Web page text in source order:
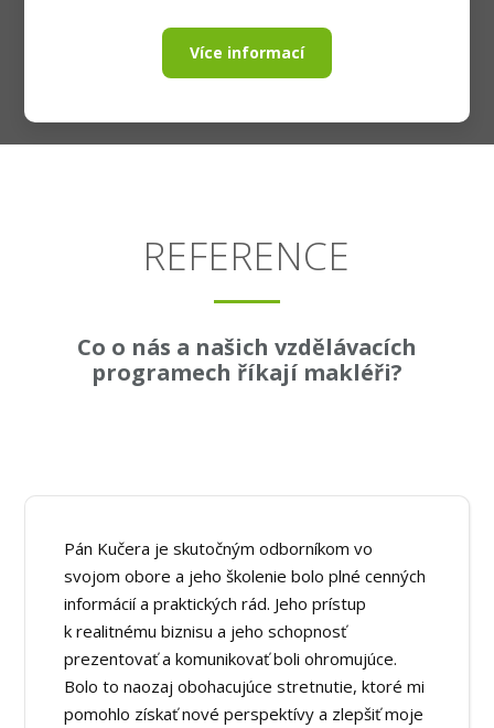
Více informací
REFERENCE
Co o nás a našich vzdělávacích
programech říkají makléři?
Pán Kučera je skutočným odborníkom vo
svojom obore a jeho školenie bolo plné cenných
informácií a praktických rád. Jeho prístup
k realitnému biznisu a jeho schopnosť
prezentovať a komunikovať boli ohromujúce.
Bolo to naozaj obohacujúce stretnutie, ktoré mi
pomohlo získať nové perspektívy a zlepšiť moje